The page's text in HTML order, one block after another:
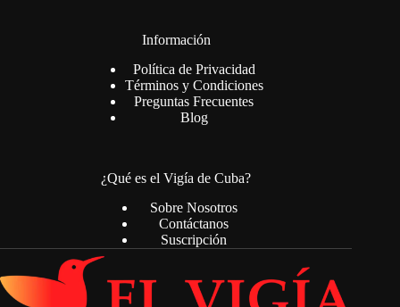
Información
Política de Privacidad
Términos y Condiciones
Preguntas Frecuentes
Blog
¿Qué es el Vigía de Cuba?
Sobre Nosotros
Contáctanos
Suscripción